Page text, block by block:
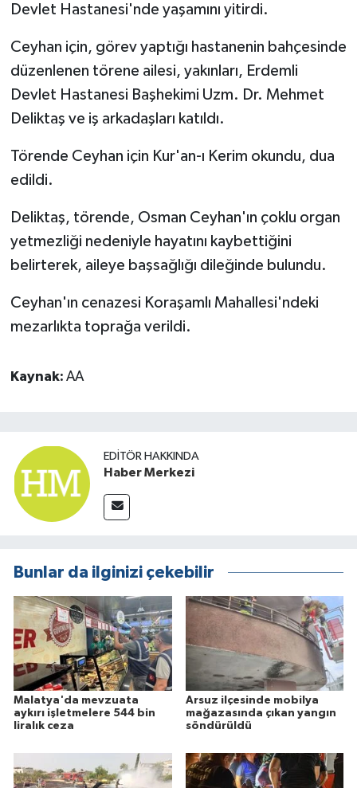
Devlet Hastanesi'nde yaşamını yitirdi.
Ceyhan için, görev yaptığı hastanenin bahçesinde
düzenlenen törene ailesi, yakınları, Erdemli
Devlet Hastanesi Başhekimi Uzm. Dr. Mehmet
Deliktaş ve iş arkadaşları katıldı.
Törende Ceyhan için Kur'an-ı Kerim okundu, dua
edildi.
Deliktaş, törende, Osman Ceyhan'ın çoklu organ
yetmezliği nedeniyle hayatını kaybettiğini
belirterek, aileye başsağlığı dileğinde bulundu.
Ceyhan'ın cenazesi Koraşamlı Mahallesi'ndeki
mezarlıkta toprağa verildi. ​​​​​​​​​​​​​​
Kaynak: AA
EDITÖR HAKKINDA
Haber Merkezi
Bunlar da ilginizi çekebilir
Malatya'da mevzuata
aykırı işletmelere 544 bin
liralık ceza
Arsuz ilçesinde mobilya
mağazasında çıkan yangın
söndürüldü